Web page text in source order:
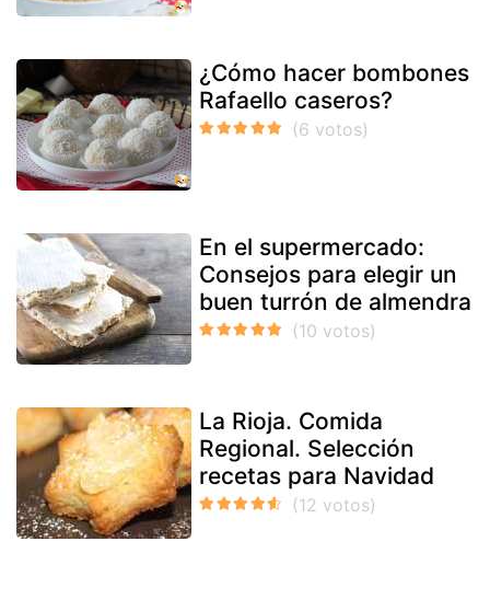
¿Cómo hacer bombones
Rafaello caseros?
En el supermercado:
Consejos para elegir un
buen turrón de almendra
La Rioja. Comida
Regional. Selección
recetas para Navidad